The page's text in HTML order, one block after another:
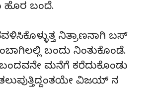
ಹೊರ ಬಂದೆ.
ನಿತ್ರಾಣನಾಗಿ ಬಸ್
ಬಂದು ನಿಂತುಕೊಂಡೆ.
ಮನೆಗೆ ಕರೆದುಕೊಂಡು
ವಿಜಯ್ ನ